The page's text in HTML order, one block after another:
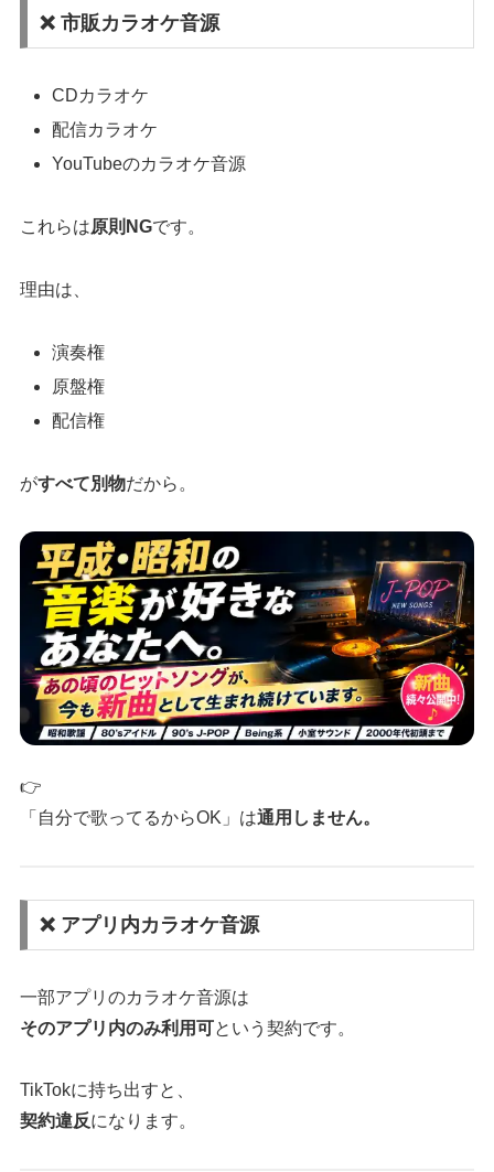
❌ 市販カラオケ音源
CDカラオケ
配信カラオケ
YouTubeのカラオケ音源
これらは原則NGです。
理由は、
演奏権
原盤権
配信権
がすべて別物だから。
👉
「自分で歌ってるからOK」は通用しません。
❌ アプリ内カラオケ音源
一部アプリのカラオケ音源は
そのアプリ内のみ利用可という契約です。
TikTokに持ち出すと、
契約違反になります。